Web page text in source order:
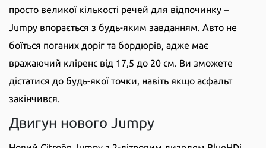
просто великої кількості речей для відпочинку –
Jumpy впорається з будь-яким завданням. Авто не
боїться поганих доріг та бордюрів, адже має
вражаючий кліренс від 17,5 до 20 см. Ви зможете
дістатися до будь-якої точки, навіть якщо асфальт
закінчився.
Двигун нового Jumpy